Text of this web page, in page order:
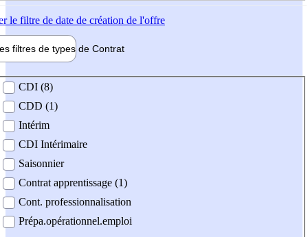
le filtre de date de création de l'offre
filtres de types de Contrat
contrat
CDI (8)
CDD (1)
Intérim
CDI Intérimaire
Saisonnier
Contrat apprentissage (1)
Cont. professionnalisation
Prépa.opérationnel.emploi